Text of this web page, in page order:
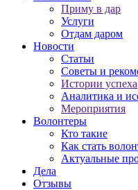
Приму в дар
Услуги
Отдам даром
Новости
Статьи
Советы и
Истории успеха
Аналитика и
Мероприятия
Волонтеры
Кто такие
Как стать
Актуальные
Дела
Отзывы